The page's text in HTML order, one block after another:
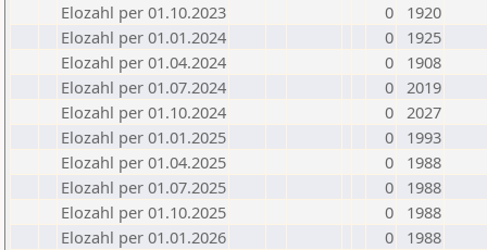
Elozahl per 01.10.2023
0
1920
Elozahl per 01.01.2024
0
1925
Elozahl per 01.04.2024
0
1908
Elozahl per 01.07.2024
0 2019
Elozahl per 01.10.2024
0 2027
Elozahl per 01.01.2025
0
1993
Elozahl per 01.04.2025
0
1988
Elozahl per 01.07.2025
0
1988
Elozahl per 01.10.2025
0
1988
Elozahl per 01.01.2026
0
1988